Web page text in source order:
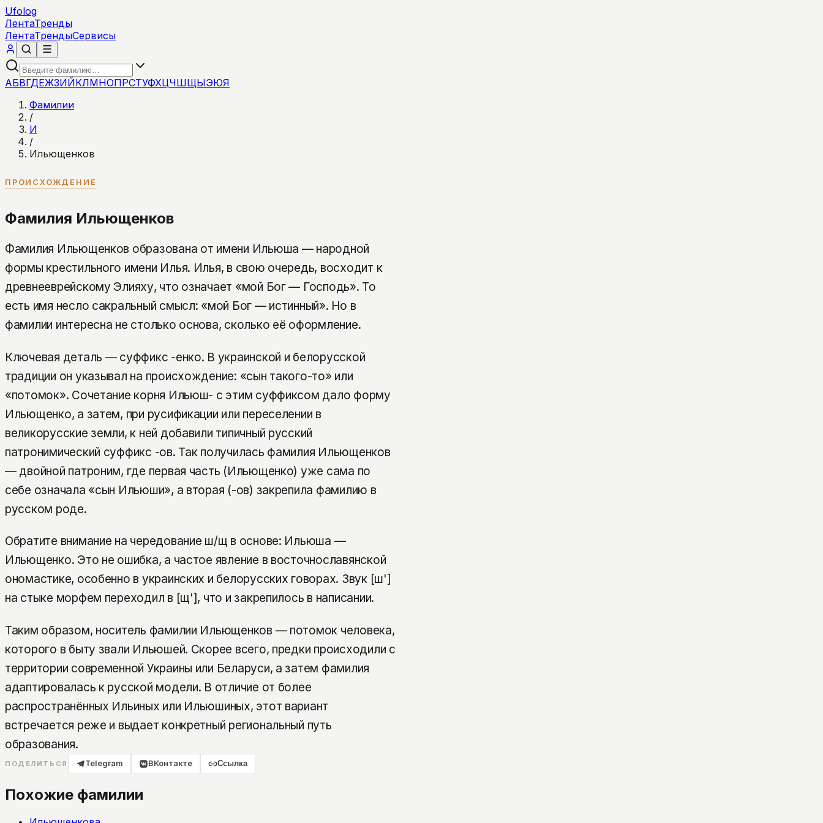
Ufolog
ЛентаТренды
ЛентаТрендыСервисы
АБВГДЕЖЗИЙКЛМНОПРСТУФХЦЧШЩЫЭЮЯ
Фамилии
/
И
/
Ильющенков
ПРОИСХОЖДЕНИЕ
Фамилия Ильющенков
Фамилия Ильющенков образована от имени Ильюша — народной
формы крестильного имени Илья. Илья, в свою очередь, восходит к
древнееврейскому Элияху, что означает «мой Бог — Господь». То
есть имя несло сакральный смысл: «мой Бог — истинный». Но в
фамилии интересна не столько основа, сколько её оформление.
Ключевая деталь — суффикс -енко. В украинской и белорусской
традиции он указывал на происхождение: «сын такого-то» или
«потомок». Сочетание корня Ильюш- с этим суффиксом дало форму
Ильющенко, а затем, при русификации или переселении в
великорусские земли, к ней добавили типичный русский
патронимический суффикс -ов. Так получилась фамилия Ильющенков
— двойной патроним, где первая часть (Ильющенко) уже сама по
себе означала «сын Ильюши», а вторая (-ов) закрепила фамилию в
русском роде.
Обратите внимание на чередование ш/щ в основе: Ильюша —
Ильющенко. Это не ошибка, а частое явление в восточнославянской
ономастике, особенно в украинских и белорусских говорах. Звук [ш']
на стыке морфем переходил в [щ'], что и закрепилось в написании.
Таким образом, носитель фамилии Ильющенков — потомок человека,
которого в быту звали Ильюшей. Скорее всего, предки происходили с
территории современной Украины или Беларуси, а затем фамилия
адаптировалась к русской модели. В отличие от более
распространённых Ильиных или Ильюшиных, этот вариант
встречается реже и выдает конкретный региональный путь
образования.
ПОДЕЛИТЬСЯ Telegram ВКонтакте Ссылка
Похожие фамилии